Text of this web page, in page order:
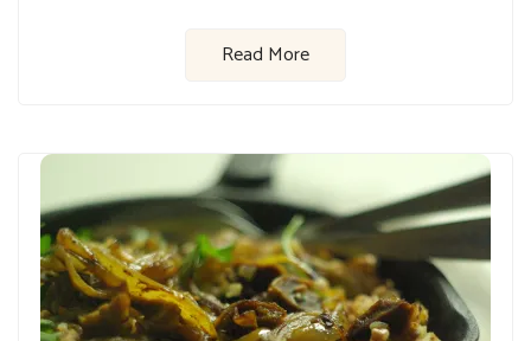
Read More